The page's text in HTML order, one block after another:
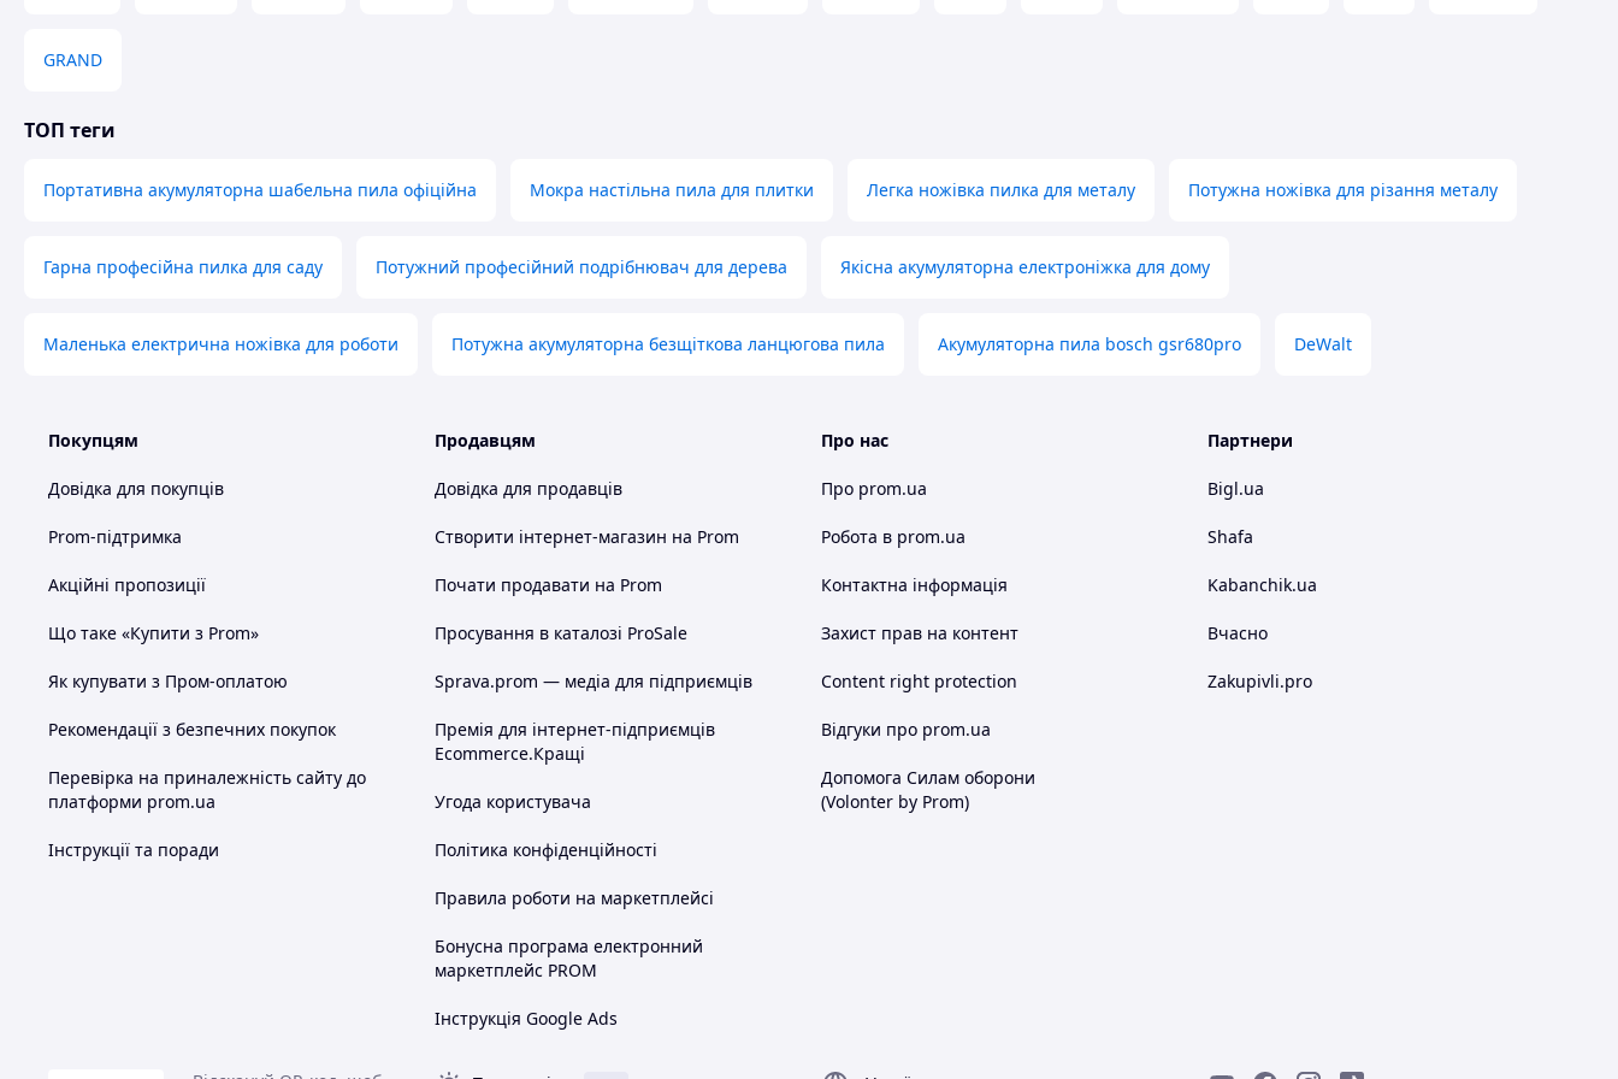
GRAND
ТОП теги
Портативна акумуляторна шабельна пила офіційна Мокра настільна пила для плитки Легка ножівка пилка для металу Потужна ножівка для різання металу
Гарна професійна пилка для саду Потужний професійний подрібнювач для дерева Якісна акумуляторна електроніжка для дому
Маленька електрична ножівка для роботи Потужна акумуляторна безщіткова ланцюгова пила Акумуляторна пила bosch gsr680pro DeWalt
Покупцям
Довідка для покупців
Prom-підтримка
Акційні пропозиції
Що таке «Купити з Prom»
Як купувати з Пром-оплатою
Рекомендації з безпечних покупок
Перевірка на приналежність сайту до
платформи prom.ua
Інструкції та поради
Продавцям
Довідка для продавців
Створити інтернет-магазин на Prom
Почати продавати на Prom
Просування в каталозі ProSale
Sprava.prom — медіа для підприємців
Премія для інтернет-підприємців
Ecommerce.Кращі
Угода користувача
Політика конфіденційності
Правила роботи на маркетплейсі
Бонусна програма електронний
маркетплейс PROM
Інструкція Google Ads
Про нас
Про prom.ua
Робота в prom.ua
Контактна інформація
Захист прав на контент
Content right protection
Відгуки про prom.ua
Допомога Силам оборони
(Volonter by Prom)
Партнери
Bigl.ua
Shafa
Kabanchik.ua
Вчасно
Zakupivli.pro